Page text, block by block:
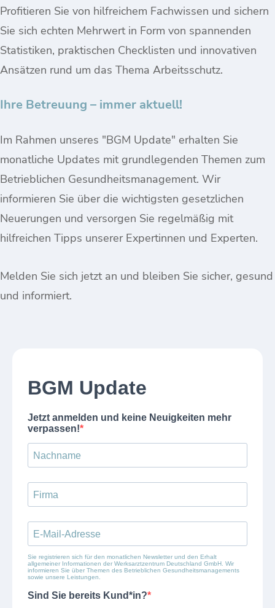
Profitieren Sie von hilfreichem Fachwissen und sichern
Sie sich echten Mehrwert in Form von spannenden
Statistiken, praktischen Checklisten und innovativen
Ansätzen rund um das Thema Arbeitsschutz.
Ihre Betreuung – immer aktuell!
Im Rahmen unseres "BGM Update" erhalten Sie
monatliche Updates mit grundlegenden Themen zum
Betrieblichen Gesundheitsmanagement. Wir
informieren Sie über die wichtigsten gesetzlichen
Neuerungen und versorgen Sie regelmäßig mit
hilfreichen Tipps unserer Expertinnen und Experten.
Melden Sie sich jetzt an und bleiben Sie sicher, gesund
und informiert.